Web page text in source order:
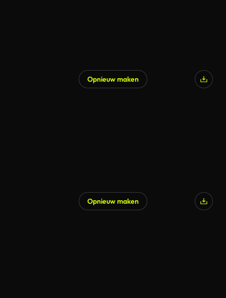
Opnieuw maken
Opnieuw maken